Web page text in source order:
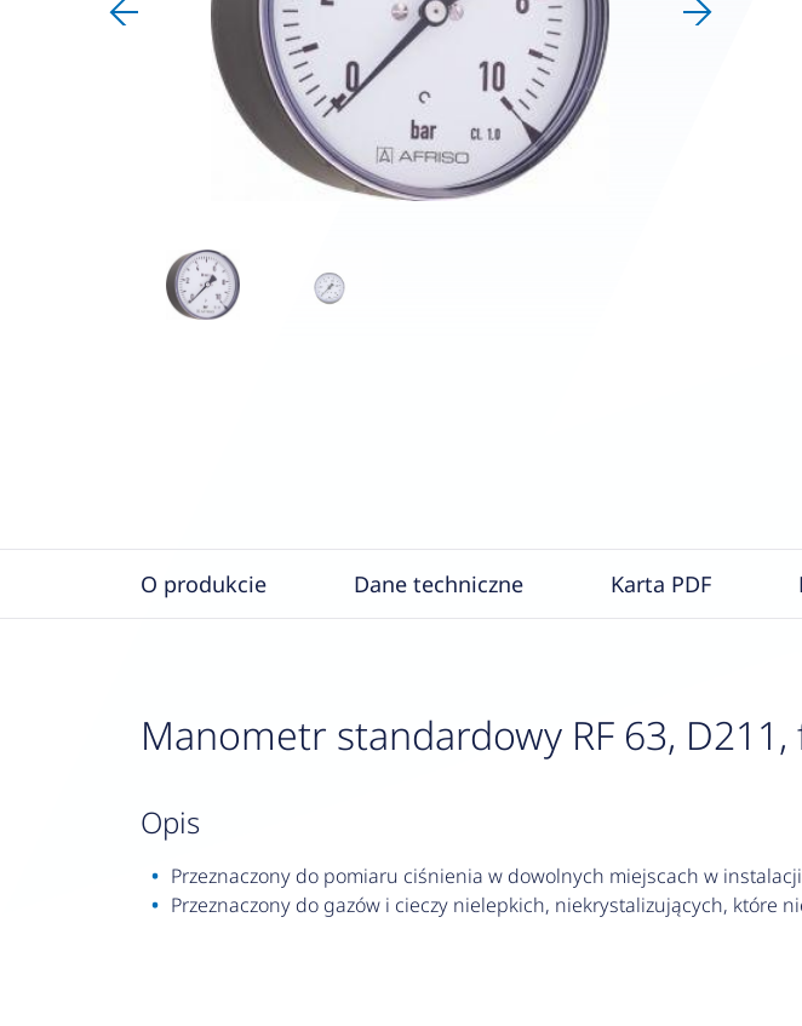
O produkcie Dane techniczne Karta PDF
Manometr standardowy RF 63,
opis
Przeznaczony do pomiaru ciśnienia w dowolnych miejscach w
Przeznaczony do gazów i cieczy nielepkich, niekrystalizujących, które